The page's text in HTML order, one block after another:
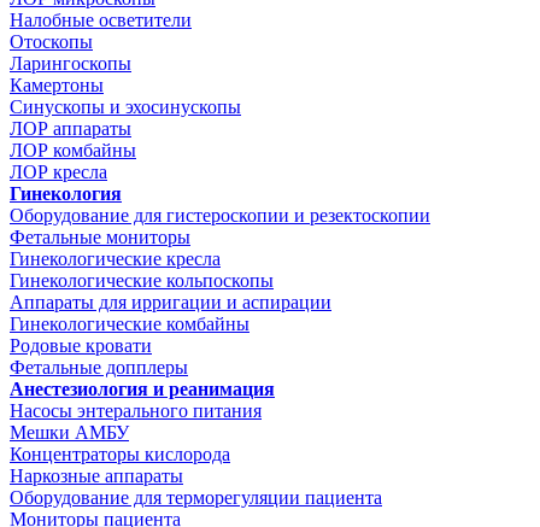
Налобные осветители
Отоскопы
Ларингоскопы
Камертоны
Синускопы и эхосинускопы
ЛОР аппараты
ЛОР комбайны
ЛОР кресла
Гинекология
Оборудование для гистероскопии и резектоскопии
Фетальные мониторы
Гинекологические кресла
Гинекологические кольпоскопы
Аппараты для ирригации и аспирации
Гинекологические комбайны
Родовые кровати
Фетальные допплеры
Анестезиология и реанимация
Насосы энтерального питания
Мешки АМБУ
Концентраторы кислорода
Наркозные аппараты
Оборудование для терморегуляции пациента
Мониторы пациента